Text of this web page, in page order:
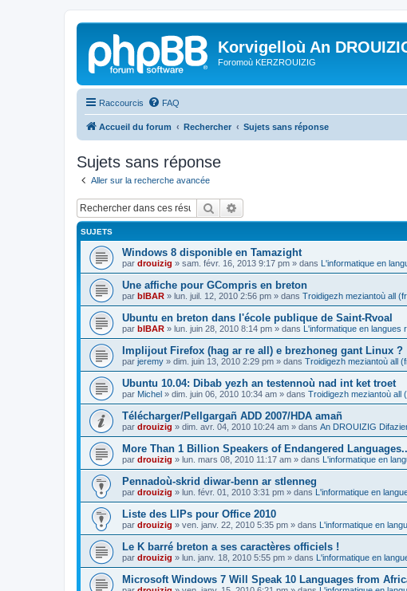
Korvigelloù An
Foromoù KERZROUIZIG
Raccourcis FAQ
Accueil du forum Rechercher Sujets sans réponse
Sujets sans réponse
Aller sur la recherche avancée
Rechercher
SUJETS
Windows 8 disponible en Tamazight
par drouizig » sam. févr. 16, 2013 9:17 pm » dans L'informatique en
Une affiche pour GCompris en breton
par bIBAR » lun. juil. 12, 2010 2:56 pm » dans Troidigezh meziantoù all
Ubuntu en breton dans l'école publique de Saint-Rvoal
par bIBAR » lun. juin 28, 2010 8:14 pm » dans L'informatique en langues
Implijout Firefox (hag ar re all) e brezhoneg gant Linux ?
par jeremy » dim. juin 13, 2010 2:29 pm » dans Troidigezh meziantoù all
Ubuntu 10.04: Dibab yezh an testennoù nad int ket troet
par Michel » dim. juin 06, 2010 10:34 am » dans Troidigezh meziantoù all
Télécharger/Pellgargañ ADD 2007/HDA amañ
par drouizig » dim. avr. 04, 2010 10:24 am » dans An DROUIZIG
More Than 1 Billion Speakers of Endangered
par drouizig » lun. mars 08, 2010 11:17 am » dans L'informatique en
Pennadoù-skrid diwar-benn ar stlenneg
par drouizig » lun. févr. 01, 2010 3:31 pm » dans L'informatique en
Liste des LIPs pour Office 2010
par drouizig » ven. janv. 22, 2010 5:35 pm » dans L'informatique en
Le K barré breton a ses caractères officiels !
par drouizig » lun. janv. 18, 2010 5:55 pm » dans L'informatique en
Microsoft Windows 7 Will Speak 10 Languages from